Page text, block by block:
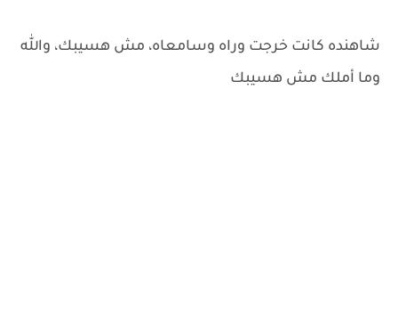
شاهنده كانت خرجت وراه وسامعاه، مش هسيبك، والله
وما أملك مش هسيبك